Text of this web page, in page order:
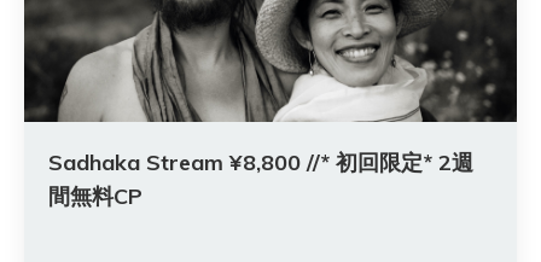
Sadhaka Stream ¥8,800 //* 初回限定* 2週
間無料CP